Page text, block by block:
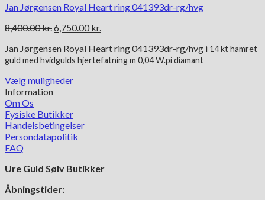
Jan Jørgensen Royal Heart ring 041393dr-rg/hvg
8,400.00kr.Den
pris
var:
6,750.00 kr.
pris
er:
Jan Jørgensen Royal Heart ring 041393dr-rg/hvg i 14 kthamret
guld med hvidgulds hjertefatning m 0,04 W.pi diamant
Vælg muligheder
Dette
vare
har
flere
varianter.
Mulighederne
vælges
varesiden
Information
Om Os
Fysiske Butikker
Handelsbetingelser
Persondatapolitik
FAQ
Ure Guld Sølv Butikker
Åbningstider: